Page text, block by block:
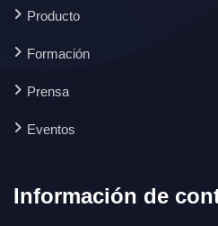
Producto
Formación
Prensa
Eventos
Información de